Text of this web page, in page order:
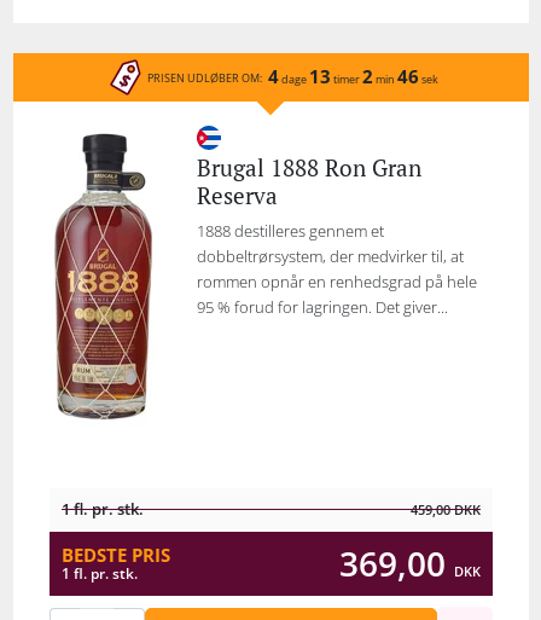
PRISEN UDLØBER OM: 4dage 13 timer2 min 46 sek
Brugal 1888 Ron Gran
Reserva
1888 destilleres gennem et
dobbeltrørsystem, der medvirker til, at
rommen opnår en renhedsgrad på hele
95 % forud for lagringen. Det giver...
1 fl. pr. stk. 459,00DKK
BEDSTE PRIS
1 fl. pr. stk. 369,00 DKK